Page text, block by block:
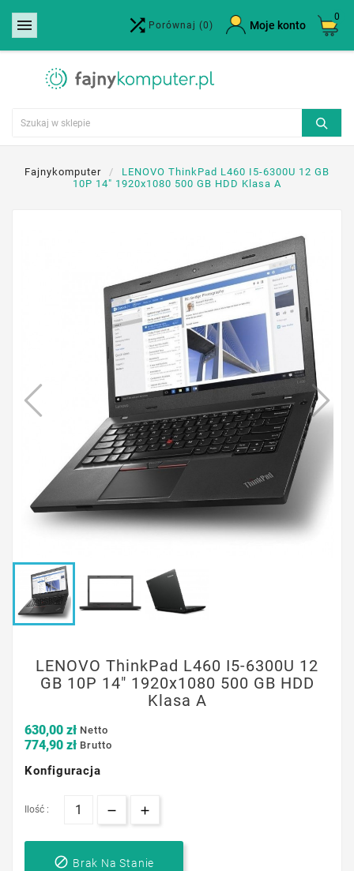
  Porównaj (0) Moje konto
0
Fajnykomputer
LENOVO ThinkPad L460 I5-6300U 12 GB
10P 14" 1920x1080 500 GB HDD Klasa A
LENOVO ThinkPad L460 I5-6300U 12
GB 10P 14" 1920x1080 500 GB HDD
Klasa A
630,00 zł Netto
774,90 zł Brutto
Konfiguracja
Ilość :
 Brak Na Stanie
Utwórz listę życzeń ×
Nazwa listy życzeń
Anuluj Utwórz listę życzeń